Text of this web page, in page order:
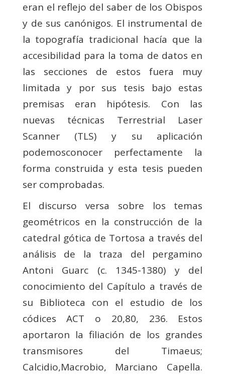
eran el reflejo del saber de los Obispos
y de sus canónigos. El instrumental de
la topografía tradicional hacía que la
accesibilidad para la toma de datos en
las secciones de estos fuera muy
limitada y por sus tesis bajo estas
premisas eran hipótesis. Con las
nuevas técnicas Terrestrial Laser
Scanner (TLS) y su aplicación
podemosconocer perfectamente la
forma construida y esta tesis pueden
ser comprobadas.
El discurso versa sobre los temas
geométricos en la construcción de la
catedral gótica de Tortosa a través del
análisis de la traza del pergamino
Antoni Guarc (c. 1345-1380) y del
conocimiento del Capítulo a través de
su Biblioteca con el estudio de los
códices ACT o 20,80, 236. Estos
aportaron la filiación de los grandes
transmisores del Timaeus;
Calcidio,Macrobio, Marciano Capella.